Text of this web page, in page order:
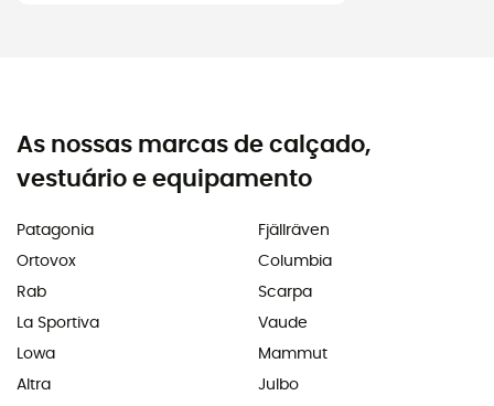
As nossas marcas de calçado,
vestuário e equipamento
Patagonia
Ortovox
Rab
La Sportiva
Lowa
Altra
Fjällräven
Columbia
Scarpa
Vaude
Mammut
Julbo